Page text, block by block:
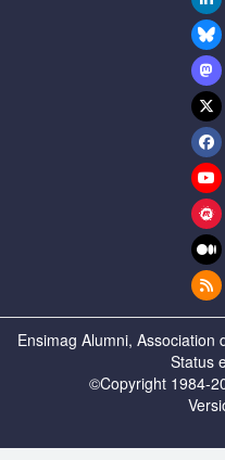
Ensimag Alumni, Association
Status
©Copyright 1984-